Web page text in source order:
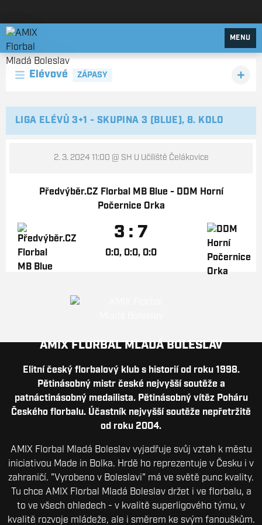
AMIX Florbal Mladá Boleslav
MENU
Elévové ZÁPASY
LIGA ELÉVŮ 3+1 - SKUPINA 3 (BLUE), 8. KOLO
2. 3. 2024 11:00 @ SH U Učiliště Čelákovice
Předvýběr.CZ Florbal MB Blue - DDM Horní
Počernice Orka
3 : 7
0:0, 0:0, 0:0
AMIX FLORBAL MLADÁ BOLESLAV
Elitní český florbalový klub s historií od roku 1998.
Pětinásobný mistr české nejvyšší soutěže a
patnáctinásobný medailista. Pětinásobný vítěz Poháru
Českého florbalu. Účastník nejvyšší soutěže nepřetržitě
od roku 2004.
AMIX Florbal Mladá Boleslav vyjadřuje svůj vztah k městu
iniciativou Made in Bolka. Hrdě ho reprezentuje v Česku i v
zahraničí. "Vyrobeno v Boleslavi" má ve světě punc kvality.
Tu chce AMIX Florbal Mladá Boleslav držet i ve florbalu, a
to ve všech ohledech - v kvalitě superligového týmu, v
kvalitě rozvoje mládeže, ale i směrem ke svým fanouškům.